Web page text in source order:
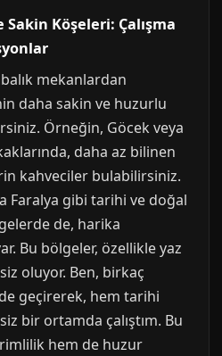
Sakin Köşeleri: Çalışma
mekanlardan
daha sakin ve huzurlu
Örneğin, Göcek veya
daha az bilinen
kahveciler bulabilirsiniz.
Faralya gibi tarihi ve doğal
de, harika
Bu bölgeler, özellikle yaz
oluyor. Ben, birkaç
geçirerek, hem tarihi
bir ortamda çalıştım. Bu
hem de huzur